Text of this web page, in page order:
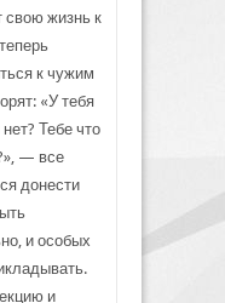
свою жизнь к
к чужим
«У тебя
Тебе что
— все
донести
и особых
и